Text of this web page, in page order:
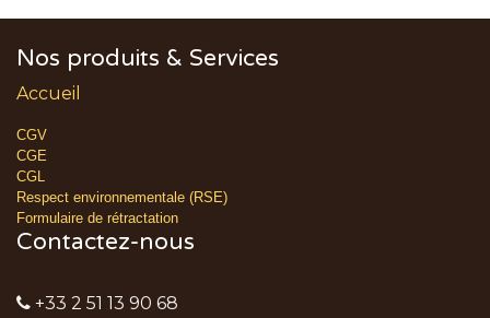
Nos produits & Services
Accueil
CGV
CGE
CGL
Respect environnementale (RSE)
Formulaire de rétractation
Contactez-nous
+33 2 51 13 90 68